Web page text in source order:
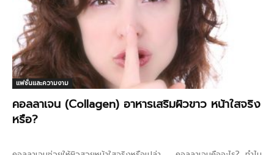
แฟชั่นและความงาม
คอลลาเจน (Collagen) อาหารเสริมผิวขาว หน้าใสจริง
หรือ?